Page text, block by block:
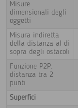
Misure
dimensionali degli
oggetti
Misura indiretta
della distanza al di
sopra degli ostacoli
Funzione P2P:
distanza tra 2
punti
Superfici